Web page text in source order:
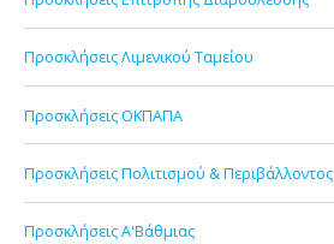
Προσκλήσεις Λιμενικού Ταμείου
Προσκλήσεις ΟΚΠΑΠΑ
Προσκλήσεις Πολιτισμού & Περιβάλλοντος
Προσκλήσεις Α'Βάθμιας